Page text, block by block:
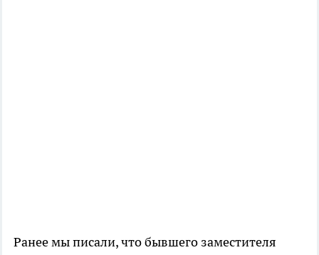
Ранее мы писали, что бывшего заместителя